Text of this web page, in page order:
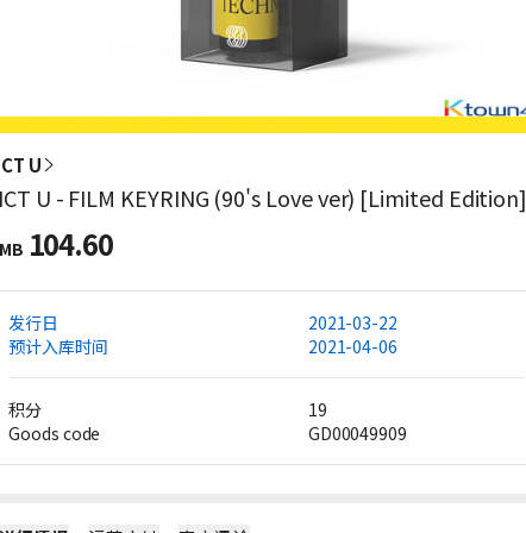
U
U - FILM KEYRING (90's Love ver) [Limited Edition]
104.60
发行日
2021-03-22
预计入库时间
2021-04-06
积分
19
Goods code
GD00049909